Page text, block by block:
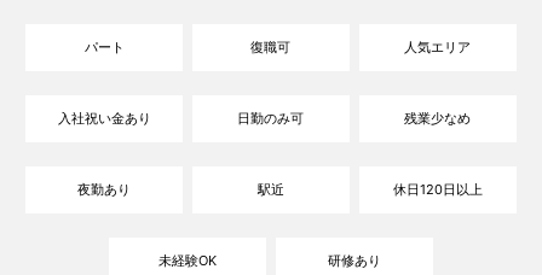
パート 復職可 人気エリア
入社祝い金あり 日勤のみ可 残業少なめ
夜勤あり 駅近 休日120日以上
未経験OK 研修あり